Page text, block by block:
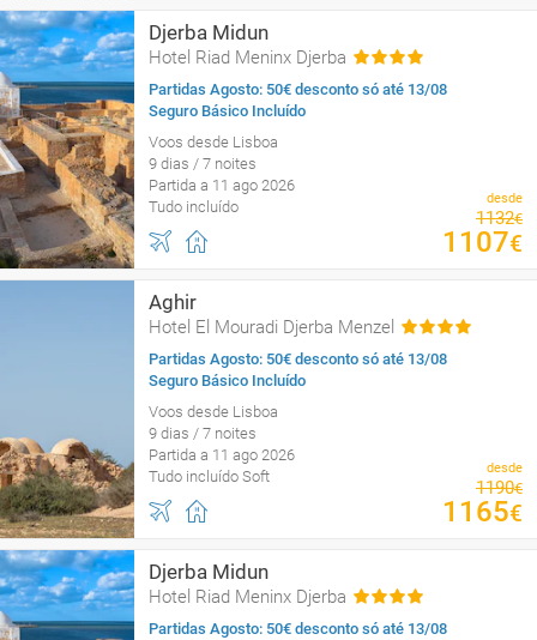
Djerba Midun
Hotel Riad Meninx Djerba
Partidas Agosto: 50€ desconto só até 13/08
Seguro Básico Incluído
Voos desde Lisboa
9 dias / 7 noites
Partida a 11 ago 2026
Tudo incluído
desde
1132€
1107€
Aghir
Hotel El Mouradi Djerba Menzel
Partidas Agosto: 50€ desconto só até 13/08
Seguro Básico Incluído
Voos desde Lisboa
9 dias / 7 noites
Partida a 11 ago 2026
Tudo incluído Soft
desde
1190€
1165€
Djerba Midun
Hotel Riad Meninx Djerba
Partidas Agosto: 50€ desconto só até 13/08